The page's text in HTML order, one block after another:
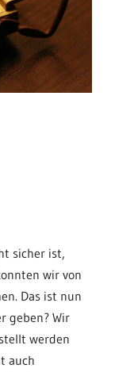
sicher ist,
wir von
Das ist nun
geben? Wir
werden
auch